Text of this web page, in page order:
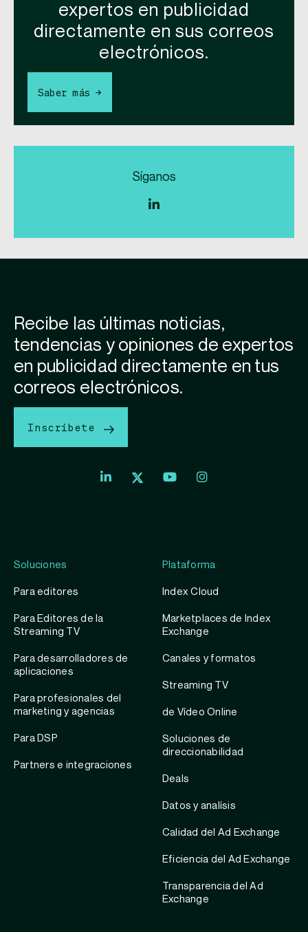
expertos en publicidad
directamente en sus correos
electrónicos.
Saber más →
Síganos
Soluciones
Para editores
Para Editores de la
Streaming TV
Para desarrolladores de
aplicaciones
Para profesionales del
marketing y agencias
Para DSP
Partners e integraciones
Plataforma
Index Cloud
Marketplaces de Index
Exchange
Canales y formatos
Streaming TV
de Vídeo Online
Soluciones de
direccionabilidad
Deals
Datos y analísis
Calidad del Ad Exchange
Eficiencia del Ad Exchange
Transparencia del Ad
Exchange
Recibe las últimas noticias,
tendencias y opiniones de expertos
en publicidad directamente en tus
correos electrónicos.
Inscríbete
IndexIndex